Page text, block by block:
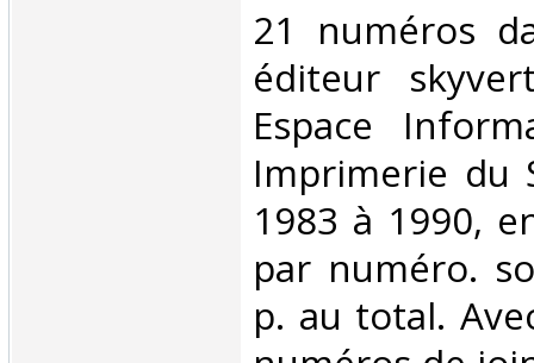
‎21 numéros
éditeur
Espace
Imprimerie du
1983 à 1990,
par numéro.
p. au total.